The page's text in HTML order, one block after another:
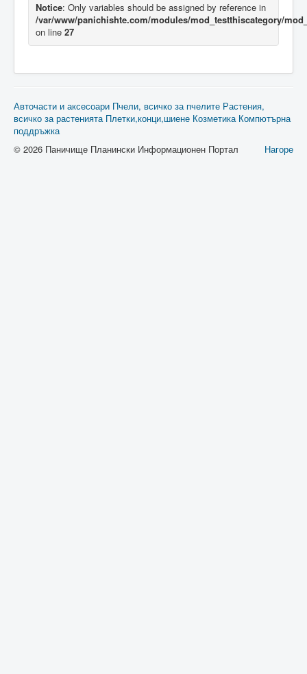
Notice: Only variables should be assigned by reference in
/var/www/panichishte.com/modules/mod_testthiscategory/
on line 27
Авточасти и аксесоари Пчели, всичко за пчелите Растения,
всичко за растенията Плетки,конци,шиене Козметика Компютърна
поддръжка
Нагоре
© 2026 Паничище Планински Информационен Портал